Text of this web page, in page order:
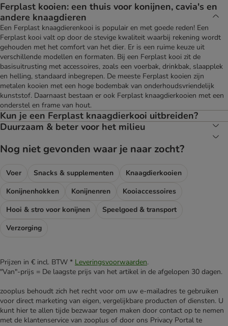
Ferplast kooien: een thuis voor konijnen, cavia's en
andere knaagdieren
Een Ferplast knaagdierenkooi is populair en met goede reden! Een
Ferplast kooi valt op door de stevige kwaliteit waarbij rekening wordt
gehouden met het comfort van het dier. Er is een ruime keuze uit
verschillende modellen en formaten. Bij een Ferplast kooi zit de
basisuitrusting met accessoires, zoals een voerbak, drinkbak, slaapplek
en helling, standaard inbegrepen. De meeste Ferplast kooien zijn
metalen kooien met een hoge bodembak van onderhoudsvriendelijk
kunststof. Daarnaast bestaan er ook Ferplast knaagdierkooien met een
onderstel en frame van hout.
Kun je een Ferplast knaagdierkooi uitbreiden?
Duurzaam & beter voor het milieu
Nog niet gevonden waar je naar zocht?
Voer Snacks & supplementen
Knaagdierkooien
Konijnenhokken
Konijnenren
Kooiaccessoires
Hooi & stro voor konijnen
Speelgoed & transport
Verzorging
Prijzen in € incl. BTW * Leveringsvoorwaarden.
"Van"-prijs = De laagste prijs van het artikel in de afgelopen 30 dagen.
zooplus behoudt zich het recht voor om uw e-mailadres te gebruiken
voor direct marketing van eigen, vergelijkbare producten of diensten. U
kunt hier te allen tijde bezwaar tegen maken door contact op te nemen
met de klantenservice van zooplus of door ons Privacy Portal te